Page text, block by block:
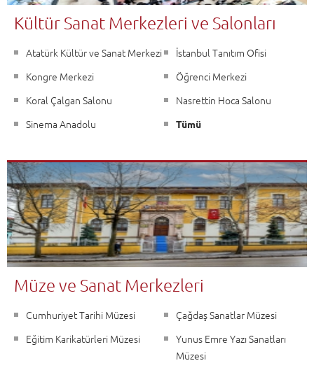
Kültür Sanat Merkezleri ve Salonları
Atatürk Kültür ve Sanat Merkezi
İstanbul Tanıtım Ofisi
Kongre Merkezi
Öğrenci Merkezi
Koral Çalgan Salonu
Nasrettin Hoca Salonu
Sinema Anadolu
Tümü
Müze ve Sanat Merkezleri
Cumhuriyet Tarihi Müzesi
Çağdaş Sanatlar Müzesi
Eğitim Karikatürleri Müzesi
Yunus Emre Yazı Sanatları
Müzesi